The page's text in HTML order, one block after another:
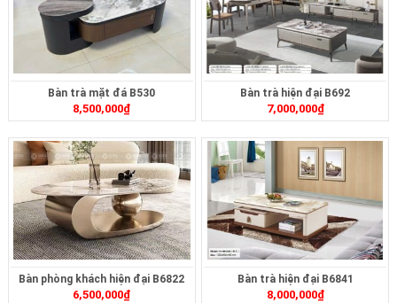
Bàn trà mặt đá B530
8,500,000₫
Bàn trà hiện đại B692
7,000,000₫
Bàn phòng khách hiện đại B6822
6,500,000₫
Bàn trà hiện đại B6841
8,000,000₫